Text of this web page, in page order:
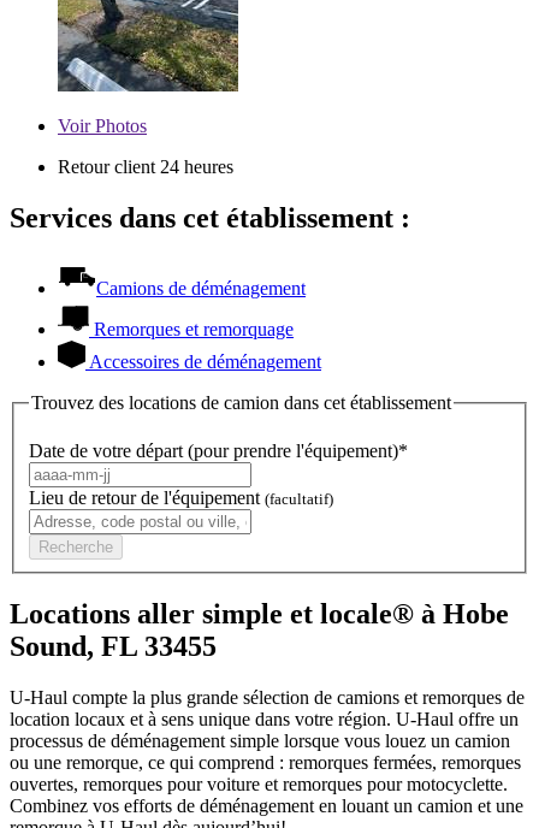
VoirPhotos
Retour client 24 heures
Services dans cet établissement :
Camions de déménagement
Remorques et remorquage
Accessoires de déménagement
Trouvez des locations de camion dans cet établissement
Date de votre départ (pour prendre l'équipement)*
Lieu de retour de l'équipement (facultatif)
Recherche
Locations aller simple et locale® à Hobe
Sound, FL 33455
U-Haul compte la plus grande sélection de camions et remorques de
location locaux et à sens unique dans votre région. U-Haul offre un
processus de déménagement simple lorsque vous louez un camion
ou une remorque, ce qui comprend : remorques fermées, remorques
ouvertes, remorques pour voiture et remorques pour motocyclette.
Combinez vos efforts de déménagement en louant un camion et une